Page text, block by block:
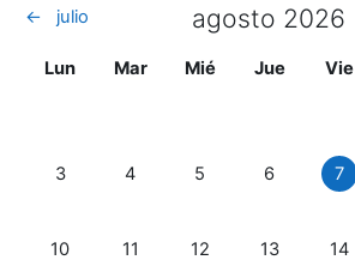
← julio agosto 2026
Lunes
Lun Martes
Mar Miércoles
Mié Jueves
Jue Vie
Sin eventos, lunes, 3 agosto
3 Sin eventos, martes, 4
4 Sin eventos,
5 Sin
6 Sin
7
Sin eventos, lunes, 10 agosto
10 Sin eventos, martes, 11 agosto
11 Sin eventos,
12 Sin
13 14